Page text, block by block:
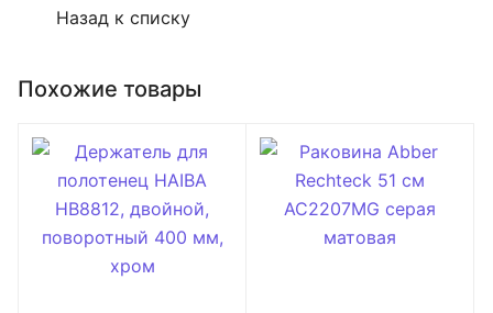
Назад к списку
Похожие товары